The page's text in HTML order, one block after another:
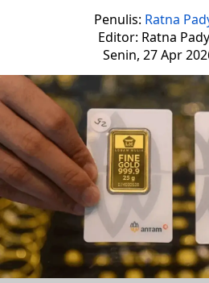
Penulis: Ratna
Editor: Ratna
Senin, 27 Apr